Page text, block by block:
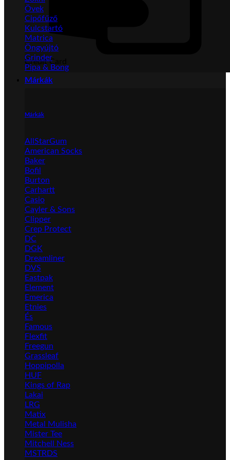
Credit Card
Övek
Cipőfűző
Kulcstartó
Matrica
Öngyújtó
Grinder
Pipa & Bong
Márkák
Márkák
AllStarGum
American Socks
Baker
Bofil
Burton
Carhartt
Casio
Cayler & Sons
Clipper
Crep Protect
DC
DGK
Dreamliner
DVS
Eastpak
Element
Emerica
Etnies
És
Famous
Flexfit
Freegun
Grassleaf
Hoppipolla
HUF
Kings of Rap
Lakai
LRG
Matix
Metal Mulisha
Mister Tee
Mitchell Ness
MSTRDS